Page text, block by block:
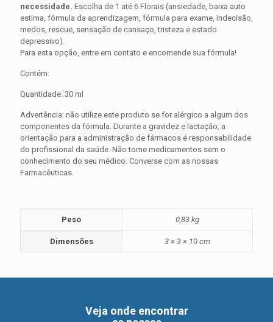
necessidade. Escolha de 1 até 6 Florais (ansiedade, baixa auto
estima, fórmula da aprendizagem, fórmula para exame, indecisão,
medos, rescue, sensação de cansaço, tristeza e estado
depressivo).
Para esta opção, entre em contato e encomende sua fórmula!
Contém:
Quantidade: 30 ml
Advertência: não utilize este produto se for alérgico a algum dos
componentes da fórmula. Durante a gravidez e lactação, a
orientação para a administração de fármacos é responsabilidade
do profissional da saúde. Não tome medicamentos sem o
conhecimento do seu médico. Converse com as nossas
Farmacêuticas.
Peso 0,83 kg
Dimensões 3 × 3 × 10 cm
Veja onde encontrar